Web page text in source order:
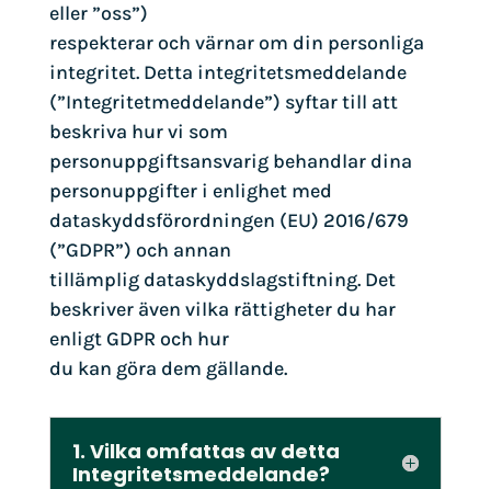
eller ”oss”)
respekterar och värnar om din personliga
integritet. Detta integritetsmeddelande
(”Integritetmeddelande”) syftar till att
beskriva hur vi som
personuppgiftsansvarig behandlar dina
personuppgifter i enlighet med
dataskyddsförordningen (EU) 2016/679
(”GDPR”) och annan
tillämplig dataskyddslagstiftning. Det
beskriver även vilka rättigheter du har
enligt GDPR och hur
du kan göra dem gällande.
1. Vilka omfattas av detta
Integritetsmeddelande?